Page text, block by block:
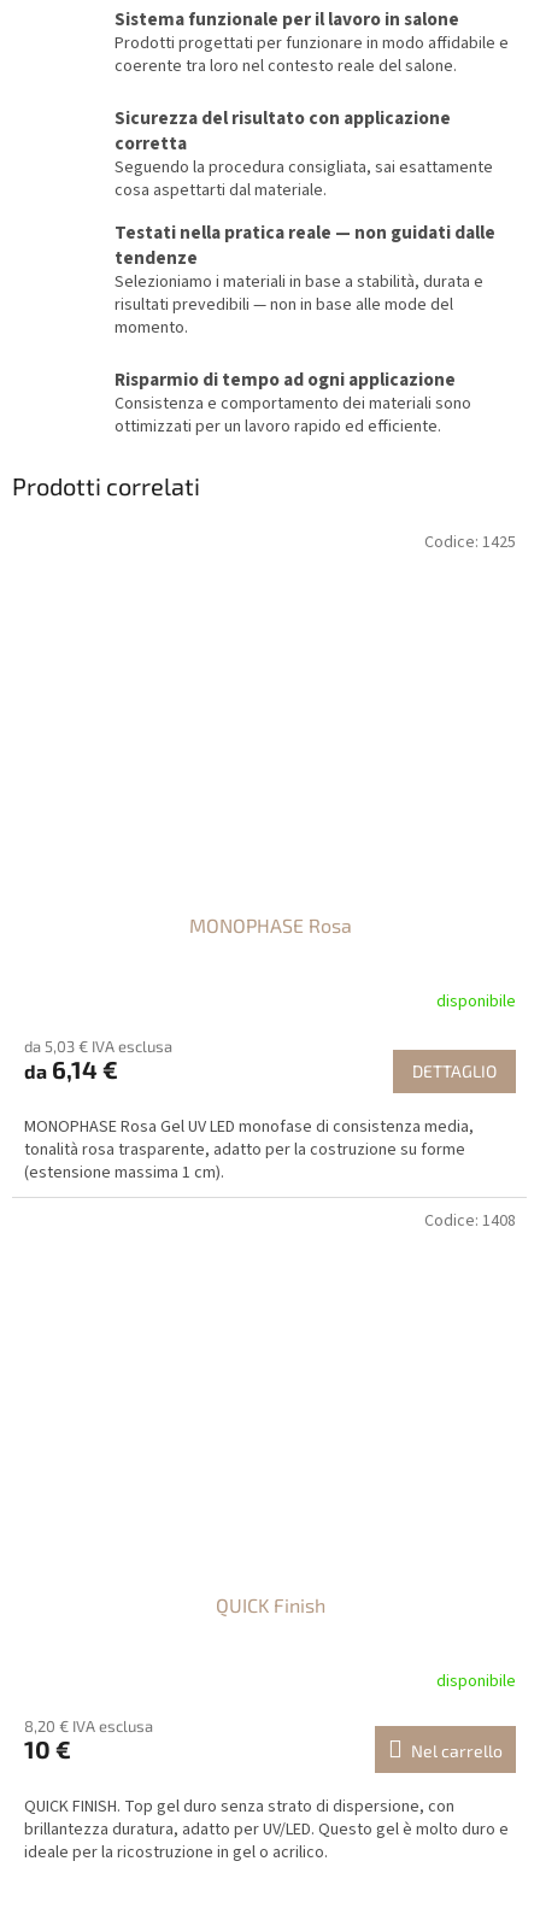
Sistema funzionale per il lavoro in salone
Prodotti progettati per funzionare in modo affidabile e
coerente tra loro nel contesto reale del salone.
Sicurezza del risultato con applicazione
corretta
Seguendo la procedura consigliata, sai esattamente
cosa aspettarti dal materiale.
Testati nella pratica reale — non guidati dalle
tendenze
Selezioniamo i materiali in base a stabilità, durata e
risultati prevedibili — non in base alle mode del
momento.
Risparmio di tempo ad ogni applicazione
Consistenza e comportamento dei materiali sono
ottimizzati per un lavoro rapido ed efficiente.
Prodotti correlati
MONOPHASE Rosa
disponibile
da 5,03 € IVA esclusa
da 6,14 € DETTAGLIO
MONOPHASE Rosa Gel UV LED monofase di consistenza media,
tonalità rosa trasparente, adatto per la costruzione su forme
(estensione massima 1 cm).
Codice: 1425
QUICK Finish
disponibile
8,20 € IVA esclusa
10 € Nel carrello
QUICK FINISH. Top gel duro senza strato di dispersione, con
brillantezza duratura, adatto per UV/LED. Questo gel è molto duro e
ideale per la ricostruzione in gel o acrilico.
Codice: 1408